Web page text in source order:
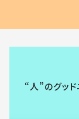
“人”のグッ